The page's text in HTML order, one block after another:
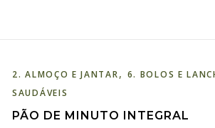
2. ALMOÇO E JANTAR, 6. BOLOS E
SAUDÁVEIS
PÃO DE MINUTO INTEGRAL